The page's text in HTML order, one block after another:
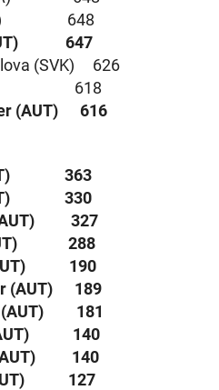
(SUI) 648
647
(SVK) 626
(ITA) 618
(AUT) 616
363
330
(AUT) 327
288
(AUT) 190
(AUT) 189
(AUT) 181
(AUT) 140
(AUT) 140
(AUT) 127